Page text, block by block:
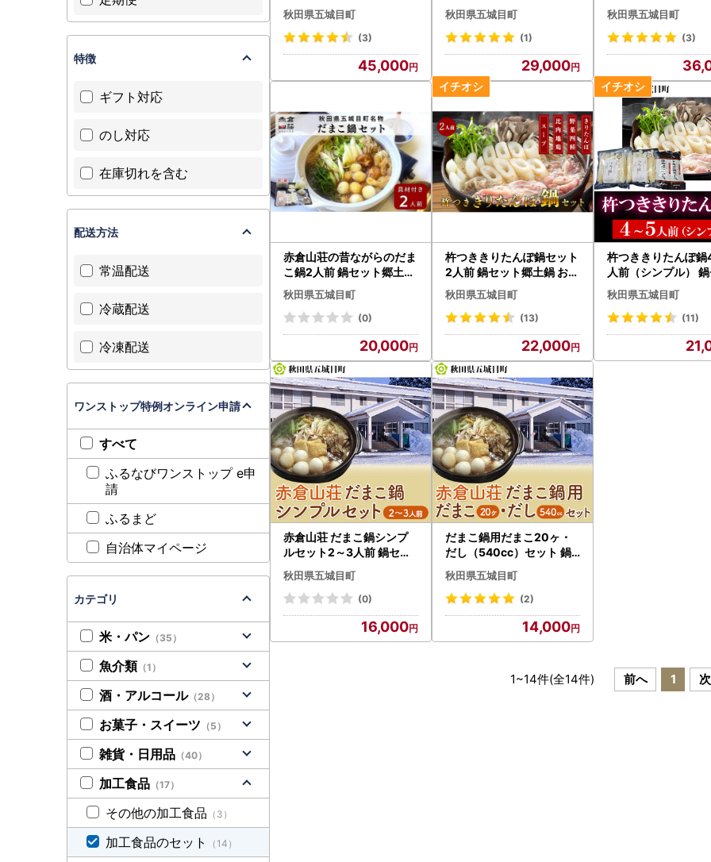
秋田県五城目町
(3)
45,000
でん お鍋 野菜
秋田県五城目町
(1)
29,000
秋田県五城目町
(3)
赤倉山荘の昔ながらのだま
こ鍋2人前 鍋セット郷土鍋
お鍋
秋田県五城目町
(0)
20,000
杵つききりたんぽ鍋セット
2人前 鍋セット郷土鍋 お鍋
鶏肉 野菜
秋田県五城目町
(13)
22,000
杵つききりたんぽ
人前（シンプル）
ト郷土鍋 郷土料理
秋田県五城目町
(11)
赤倉山荘 だまこ鍋シンプ
ルセット2～3人前 鍋セッ
ト郷土鍋 手づくり 鶏肉 地
鶏 お鍋
秋田県五城目町
(0)
16,000
だまこ鍋用だまこ20ヶ・
だし（540cc）セット 鍋
セット郷土鍋 だしセット
お鍋
秋田県五城目町
(2)
14,000
1~14件(全14件) 前へ 1
特徴
ギフト対応
のし対応
在庫切れを含む
配送方法
常温配送
冷蔵配送
冷凍配送
ワンストップ特例オンライン申請
すべて
ふるなびワンストップ e申
請
ふるまど
自治体マイページ
カテゴリ
米・パン （35）
魚介類 （1）
酒・アルコール（28）
お菓子・スイーツ （5）
雑貨・日用品 （40）
加工食品 （17）
その他の加工食品 （3）
加工食品のセット （14）